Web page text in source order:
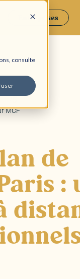
consulte
Entreprises
/5
MCF
de
: